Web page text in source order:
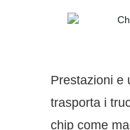
Prestazioni e
trasporta i
chip come